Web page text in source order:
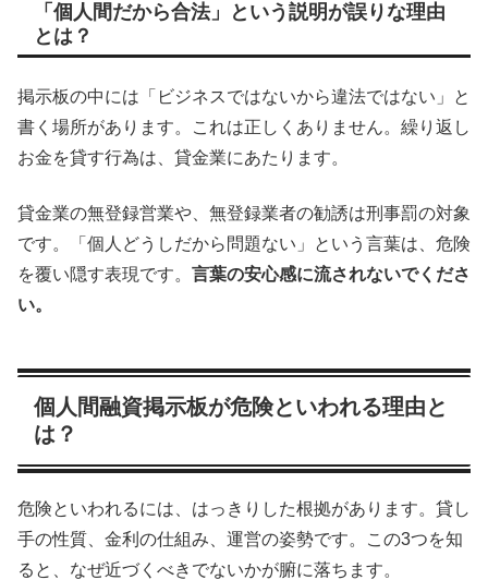
「個人間だから合法」という説明が誤りな理由
とは？
掲示板の中には「ビジネスではないから違法ではない」と
書く場所があります。これは正しくありません。繰り返し
お金を貸す行為は、貸金業にあたります。
貸金業の無登録営業や、無登録業者の勧誘は刑事罰の対象
です。「個人どうしだから問題ない」という言葉は、危険
を覆い隠す表現です。 言葉の安心感に流されないでくださ
い。
個人間融資掲示板が危険といわれる理由と
は？
危険といわれるには、はっきりした根拠があります。貸し
手の性質、金利の仕組み、運営の姿勢です。この3つを知
ると、なぜ近づくべきでないかが腑に落ちます。